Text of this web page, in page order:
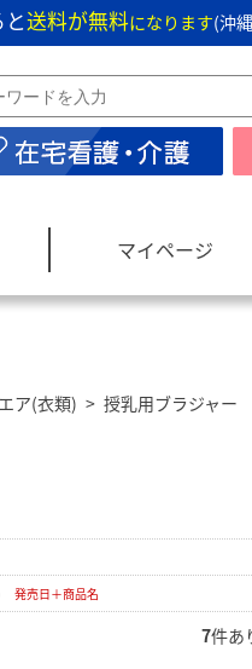
送料が無料になります(沖
マイページ
ア(衣類) > 授乳用ブラジャー
発売日＋商品名
7件あ